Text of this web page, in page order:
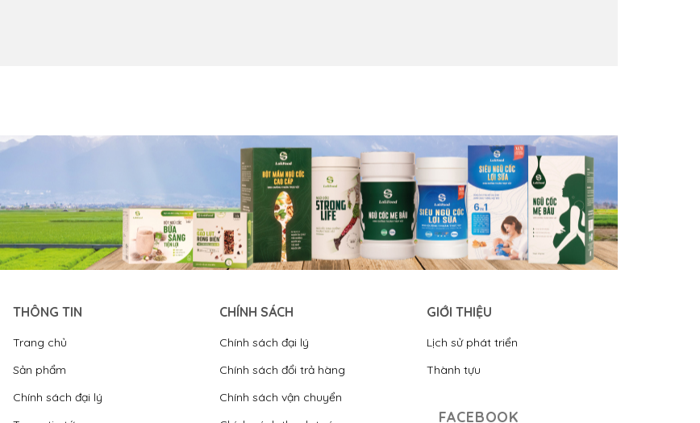
THÔNG TIN
Trang chủ
Sản phẩm
Chính sách đại lý
CHÍNH SÁCH
Chính sách đại lý
Chính sách đổi trả hàng
Chính sách vận chuyển
GIỚI THIỆU
Lịch sử phát triển
Thành tựu
FACEBOOK